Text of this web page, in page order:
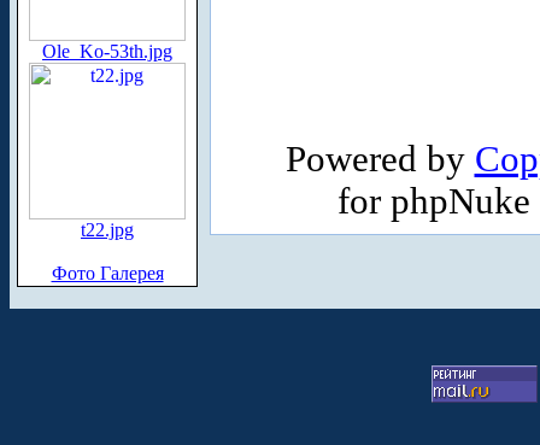
Ole_Ko-53th.jpg
t22.jpg
Фото Галерея
Powered by
for